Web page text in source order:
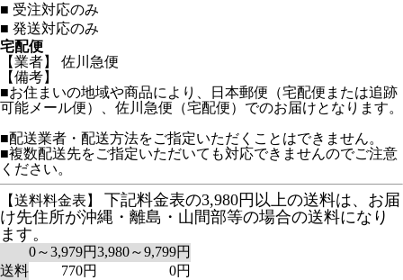
■ 受注対応のみ
■ 発送対応のみ
宅配便
【業者】 佐川急便
【備考】
■お住まいの地域や商品により、日本郵便（宅配便または追跡
可能メール便）、佐川急便（宅配便）でのお届けとなります。
■配送業者・配送方法をご指定いただくことはできません。
■複数配送先をご指定いただいても対応できませんのでご注意
ください。
【送料料金表】
下記料金表の3,980円以上の送料は、お届
け先住所が沖縄・離島・山間部等の場合の送料になり
ます。
0～3,979円3,980～9,799円
送料
770円
0円